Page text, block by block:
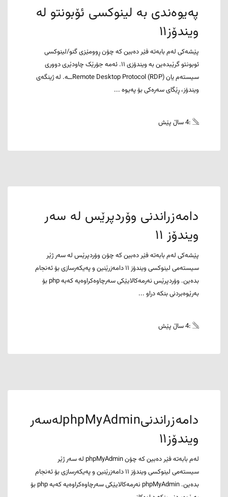
پەیوەندی بە لینوکسی ئۆبونتو لە
ویندۆز١١
پێشەکی لەم بابەتە فێر دەبین کە چۆن ڕوومێزی گنو/لینوکسی
ئوبونتو گرێبدەین بە ویندۆزی ١١. ئەمە جۆرێک چاودێری دووری
سیستەم یان Remote Desktop Protocol (RDP)ــە. لە ژینگەی
ویندۆز، ڕێگای سەرەکی بۆ پەیوە ...
:4 ساڵ پێش
دامەزراندنی وۆردپرێس لە سەر
ویندۆز ١١
پێشەکی لەم بابەتە فێر دەبین کە چۆن وۆردپرێس لە سەر ژێر
سیستەمی لینوکسی ویندۆز ١١ دامەزرێنین و پەیکەرسازی بۆ ئەنجام
بدەین. وۆردپرێس نەرمەکالایێکی سەرچاوەکراوەیە کەبە php بۆ
بەرێوەبردنی بنکە دراو ...
:4 ساڵ پێش
دامەزراندنیphpMyAdminلەسەر
ویندۆز١١
لەم بابەتە فێر دەبین کە چۆن phpMyAdmin لە سەر ژێر
سیستەمی لینوکسی ویندۆز ١١ دامەزرێنین و پەیکەرسازی بۆ ئەنجام
بدەین. phpMyAdmin نەرمەکالایێکی سەرچاوەکراوەیە کەبە php بۆ